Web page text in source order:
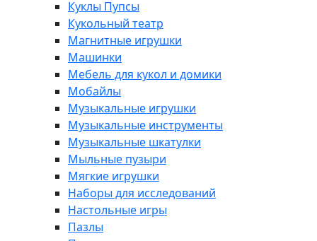
Куклы Пупсы
Кукольный театр
Магнитные игрушки
Машинки
Мебель для кукол и домики
Мобайлы
Музыкальные игрушки
Музыкальные инструменты
Музыкальные шкатулки
Мыльные пузыри
Мягкие игрушки
Наборы для исследований
Настольные игры
Пазлы